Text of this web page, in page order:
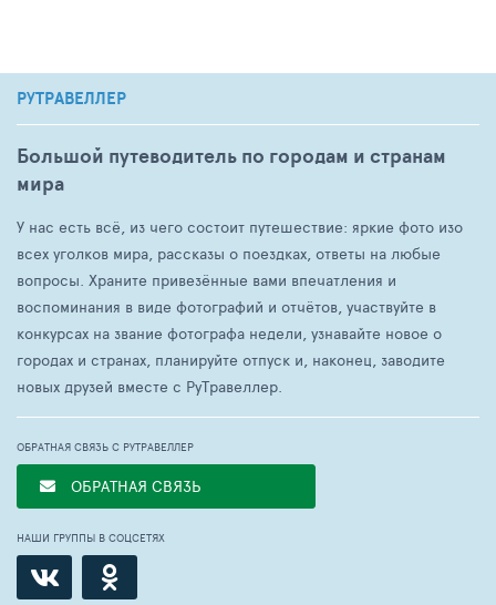
РУТРАВЕЛЛЕР
Большой путеводитель по городам и странам
мира
У нас есть всё, из чего состоит путешествие: яркие фото изо
всех уголков мира, рассказы о поездках, ответы на любые
вопросы. Храните привезённые вами впечатления и
воспоминания в виде фотографий и отчётов, участвуйте в
конкурсах на звание фотографа недели, узнавайте новое о
городах и странах, планируйте отпуск и, наконец, заводите
новых друзей вместе с РуТравеллер.
ОБРАТНАЯ СВЯЗЬ С РУТРАВЕЛЛЕР
ОБРАТНАЯ СВЯЗЬ
НАШИ ГРУППЫ В СОЦСЕТЯХ